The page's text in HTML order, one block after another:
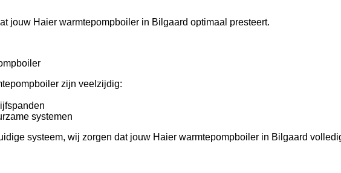
jouw Haier warmtepompboiler in Bilgaard optimaal presteert.
zijn veelzijdig:
systemen
systeem, wij zorgen dat jouw Haier warmtepompboiler in Bilgaard